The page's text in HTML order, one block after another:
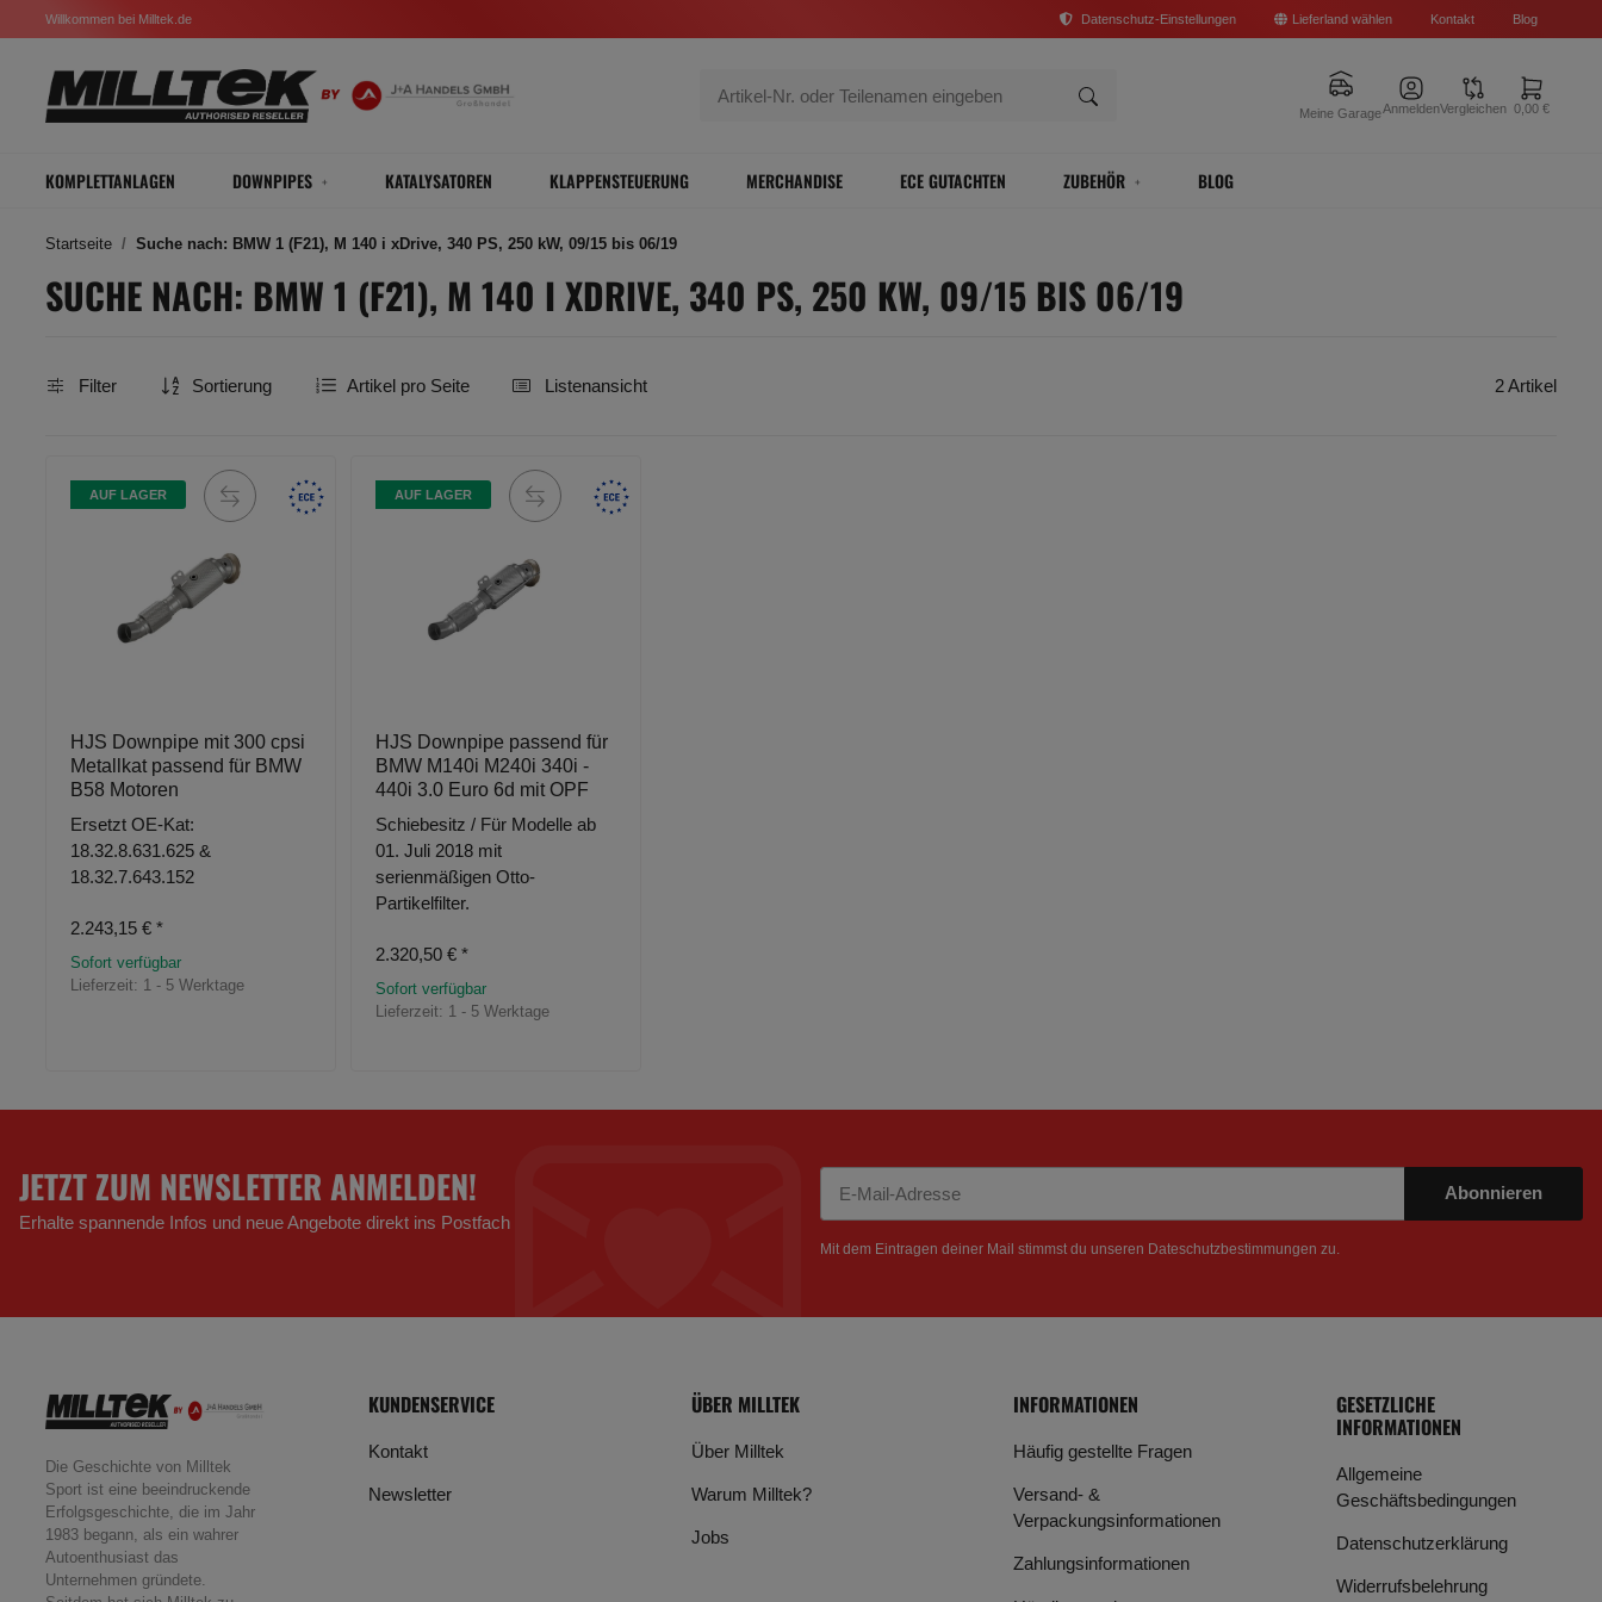
Willkommen bei Milltek.de Datenschutz-Einstellungen Lieferland wählen Kontakt Blog
Meine GarageAnmeldenVergleichen 0,00 €
KOMPLETTANLAGEN DOWNPIPES KATALYSATOREN KLAPPENSTEUERUNG MERCHANDISE ECE GUTACHTEN ZUBEHÖR BLOG
Startseite Suche nach: BMW 1 (F21), M 140 i xDrive, 340 PS, 250 kW, 09/15 bis 06/19
SUCHE NACH: BMW 1 (F21), M 140 I XDRIVE, 340 PS, 250 KW, 09/15 BIS 06/19
Filter Sortierung Artikel pro Seite Listenansicht 2 Artikel
AUF LAGER
HJS Downpipe mit 300 cpsi
Metallkat passend für BMW
B58 Motoren
Ersetzt OE-Kat:
18.32.8.631.625 &
18.32.7.643.152
2.243,15 € *
Sofort verfügbar
Lieferzeit: 1 - 5 Werktage
AUF LAGER
HJS Downpipe passend für
BMW M140i M240i 340i -
440i 3.0 Euro 6d mit OPF
Schiebesitz / Für Modelle ab
01. Juli 2018 mit
serienmäßigen Otto-
Partikelfilter.
2.320,50 € *
Sofort verfügbar
Lieferzeit: 1 - 5 Werktage
JETZT ZUM NEWSLETTER ANMELDEN!
Erhalte spannende Infos und neue Angebote direkt ins Postfach
Abonnieren
Mit dem Eintragen deiner Mail stimmst du unseren Dateschutzbestimmungen zu.
Die Geschichte von Milltek
Sport ist eine beeindruckende
Erfolgsgeschichte, die im Jahr
1983 begann, als ein wahrer
Autoenthusiast das
Unternehmen gründete.
KUNDENSERVICE
Kontakt
Newsletter
ÜBER MILLTEK
Über Milltek
Warum Milltek?
Jobs
INFORMATIONEN
Häufig gestellte Fragen
Versand- &
Verpackungsinformationen
Zahlungsinformationen
GESETZLICHE
INFORMATIONEN
Allgemeine
Geschäftsbedingungen
Datenschutzerklärung
Widerrufsbelehrung